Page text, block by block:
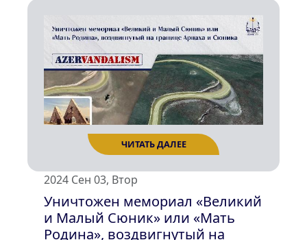
ЧИТАТЬ ДАЛЕЕ
2024 Сен 03, Втор
Уничтожен мемориал «Великий
и Малый Сюник» или «Мать
Родина», воздвигнутый на